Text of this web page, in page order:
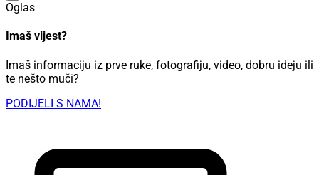
Oglas
Imaš vijest?
Imaš informaciju iz prve ruke, fotografiju, video, dobru ideju ili
te nešto muči?
PODIJELI S NAMA!